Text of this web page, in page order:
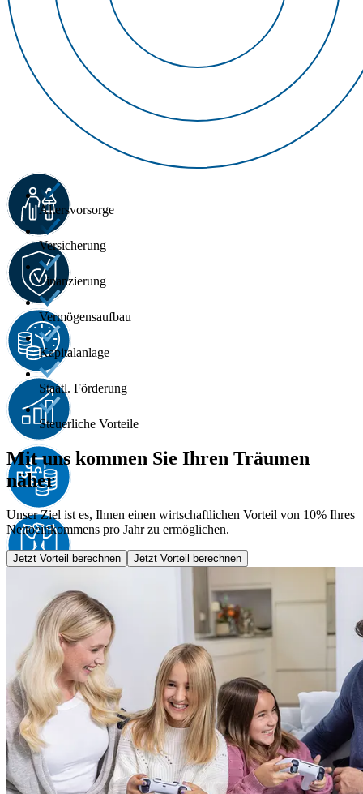
Altersvorsorge
Versicherung
Finanzierung
Vermögensaufbau
Kapitalanlage
Staatl. Förderung
Steuerliche Vorteile
Mit uns kommen Sie Ihren Träumen
näher
Unser Ziel ist es, Ihnen einen wirtschaftlichen Vorteil von 10% Ihres
Nettoeinkommens pro Jahr zu ermöglichen.
Jetzt Vorteil berechnen Jetzt Vorteil berechnen